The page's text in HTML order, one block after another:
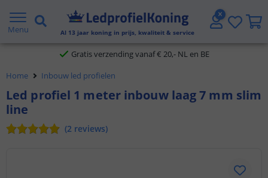
Menu Al 13 jaar koning in prijs, kwaliteit & service
2 jaar garantie
Gratis verzending vanaf € 20,- NL en BE
Klantbeoordeling 9.1
Home Inbouw led profielen
Led profiel 1 meter inbouw laag 7 mm slim
line
(2 reviews)